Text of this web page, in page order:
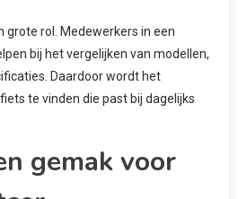
grote rol. Medewerkers in een
bij het vergelijken van modellen,
Daardoor wordt het
te vinden die past bij dagelijks
gemak voor